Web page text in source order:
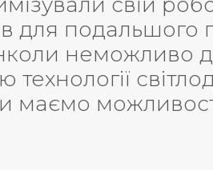
за що
простою і
відміняє